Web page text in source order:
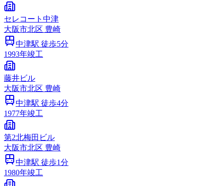
セレコート中津
大阪市北区 豊崎
中津駅 徒歩5分
1993年竣工
藤井ビル
大阪市北区 豊崎
中津駅 徒歩4分
1977年竣工
第2北梅田ビル
大阪市北区 豊崎
中津駅 徒歩1分
1980年竣工